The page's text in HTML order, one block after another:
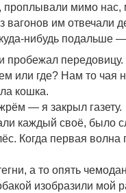
мимо нас,
вагонов им отвечали
нибудь подальше
пробежал передовицу.
или где? Нам то чая
кошка.
— я закрыл газету.
каждый своё, было
Когда первая
а то опять
изобразили мой